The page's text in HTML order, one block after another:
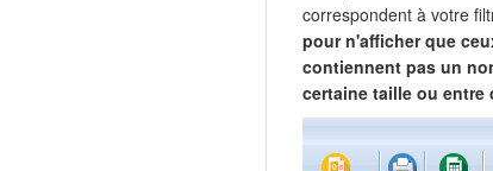
correspondent à votre
pour n'afficher que
contiennent pas un
certaine taille ou entre